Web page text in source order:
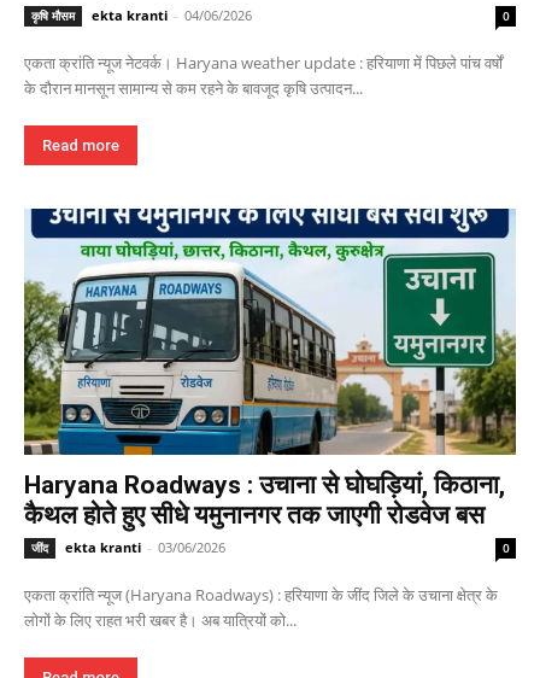
कृषि मौसम ekta kranti - 04/06/2026 0
एकता क्रांति न्यूज नेटवर्क। Haryana weather update : हरियाणा में पिछले पांच वर्षों
के दौरान मानसून सामान्य से कम रहने के बावजूद कृषि उत्पादन...
Read more
Haryana Roadways : उचाना से घोघड़ियां, किठाना,
कैथल होते हुए सीधे यमुनानगर तक जाएगी रोडवेज बस
जींद ekta kranti - 03/06/2026 0
एकता क्रांति न्यूज (Haryana Roadways) : हरियाणा के जींद जिले के उचाना क्षेत्र के
लोगों के लिए राहत भरी खबर है। अब यात्रियों को...